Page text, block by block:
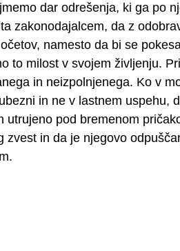
dar odrešenja, ki ga po
zakonodajalcem, da z
namesto da bi se
to milost v svojem življenju.
in neizpolnjenega. Ko v
in ne v lastnem uspehu,
utrujeno pod bremenom
zvest in da je njegovo